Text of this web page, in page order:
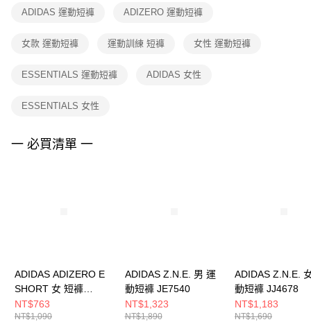
１．透過由恩沛科技股份有限公司提供之「AFTEE先享後付」服務完成之交
權轉讓予恩沛科技股份有限公司。
３．未成年的使用者請事先徵得法定代理人或監護人之同意方可使用
任。
請求用戶進行身份認證。
５．嚴禁一人註冊多個帳號或使用他人資訊註冊。若發現惡意使用之情形，
ADIDAS 運動短褲 ADIZERO 運動短褲
女款 運動短褲 運動訓練 短褲 女性 運動短褲
ESSENTIALS 運動短褲 ADIDAS 女性
ESSENTIALS 女性
一 必買清單 一
ADIDAS ADIZERO E
SHORT 女 短褲
IN8707
NT$763
NT$1,090
ADIDAS Z.N.E. 男 運
動短褲 JE7540
NT$1,323
NT$1,890
ADIDAS Z.N.E.
動短褲 JJ4678
NT$1,183
NT$1,690